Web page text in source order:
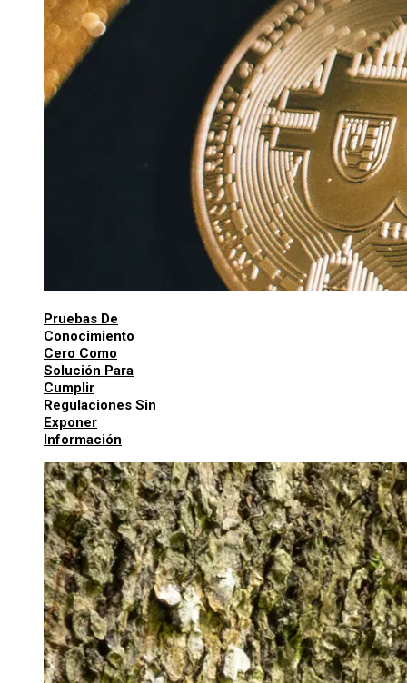
Pruebas De
Conocimiento
Cero Como
Solución Para
Cumplir
Regulaciones Sin
Exponer
Información